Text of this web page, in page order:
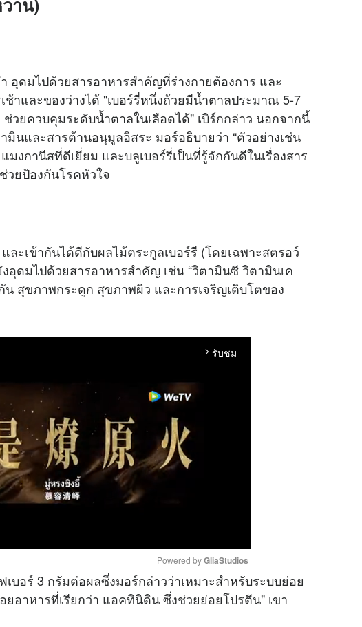
าน)
อุดมไปด้วยสารอาหารสำคัญที่ร่างกายต้องการ และ
ช้าและของว่างได้ "เบอร์รี่หนึ่งถ้วยมีน้ำตาลประมาณ 5-7
ช่วยควบคุมระดับน้ำตาลในเลือดได้" เบิร์กกล่าว นอกจากนี้
มินและสารต้านอนุมูลอิสระ มอร์อธิบายว่า “ตัวอย่างเช่น
งกานีสที่ดีเยี่ยม และบลูเบอร์รี่เป็นที่รู้จักกันดีในเรื่องสาร
วยป้องกันโรคหัวใจ
ะเข้ากันได้ดีกับผลไม้ตระกูลเบอร์รี (โดยเฉพาะสตรอว์
อุดมไปด้วยสารอาหารสำคัญ เช่น “วิตามินซี วิตามินเค
สุขภาพกระดูก สุขภาพผิว และการเจริญเติบโตของ
arrow_forward_ios รับชม
M
Powered by GliaStudios
บอร์ 3 กรัมต่อผลซึ่งมอร์กล่าวว่าเหมาะสำหรับระบบย่อย
ยอาหารที่เรียกว่า แอคทินิดิน ซึ่งช่วยย่อยโปรตีน" เขา